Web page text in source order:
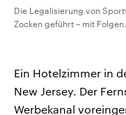
Die Legalisierung von
Zocken geführt – mit
Ein Hotelzimmer in
New Jersey. Der
Werbekanal